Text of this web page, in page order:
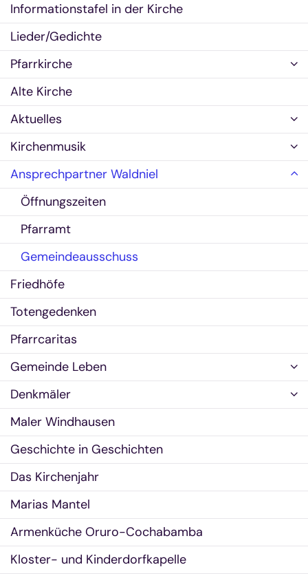
Informationstafel in der Kirche
Lieder/Gedichte
Pfarrkirche
Alte Kirche
Aktuelles
Kirchenmusik
Ansprechpartner Waldniel
Öffnungszeiten
Pfarramt
Gemeindeausschuss
Friedhöfe
Totengedenken
Pfarrcaritas
Gemeinde Leben
Denkmäler
Maler Windhausen
Geschichte in Geschichten
Das Kirchenjahr
Marias Mantel
Armenküche Oruro-Cochabamba
Kloster- und Kinderdorfkapelle